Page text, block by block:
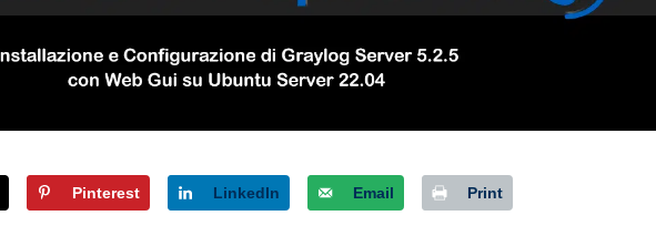
Pinterest LinkedIn Email Print